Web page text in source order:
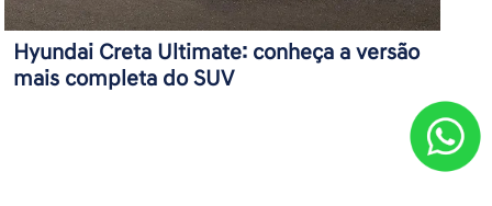
Hyundai Creta Ultimate: conheça a versão
mais completa do SUV